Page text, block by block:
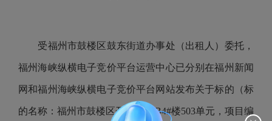
受福州市鼓楼区鼓东街道办事处（出租人）委托，
福州海峡纵横电子竞价平台运营中心已分别在福州新闻
网和福州海峡纵横电子竞价平台网站发布关于标的（标
的名称：福州市鼓楼区开元新村B4#楼503单元，项目编